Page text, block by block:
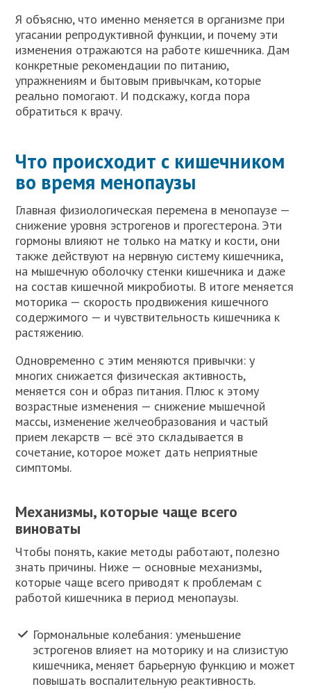
Я объясню, что именно меняется в организме при
угасании репродуктивной функции, и почему эти
изменения отражаются на работе кишечника. Дам
конкретные рекомендации по питанию,
упражнениям и бытовым привычкам, которые
реально помогают. И подскажу, когда пора
обратиться к врачу.
Что происходит с кишечником
во время менопаузы
Главная физиологическая перемена в менопаузе —
снижение уровня эстрогенов и прогестерона. Эти
гормоны влияют не только на матку и кости, они
также действуют на нервную систему кишечника,
на мышечную оболочку стенки кишечника и даже
на состав кишечной микробиоты. В итоге меняется
моторика — скорость продвижения кишечного
содержимого — и чувствительность кишечника к
растяжению.
Одновременно с этим меняются привычки: у
многих снижается физическая активность,
меняется сон и образ питания. Плюс к этому
возрастные изменения — снижение мышечной
массы, изменение желчеобразования и частый
прием лекарств — всё это складывается в
сочетание, которое может дать неприятные
симптомы.
Механизмы, которые чаще всего
виноваты
Чтобы понять, какие методы работают, полезно
знать причины. Ниже — основные механизмы,
которые чаще всего приводят к проблемам с
работой кишечника в период менопаузы.
Гормональные колебания: уменьшение
эстрогенов влияет на моторику и на слизистую
кишечника, меняет барьерную функцию и может
повышать воспалительную реактивность.